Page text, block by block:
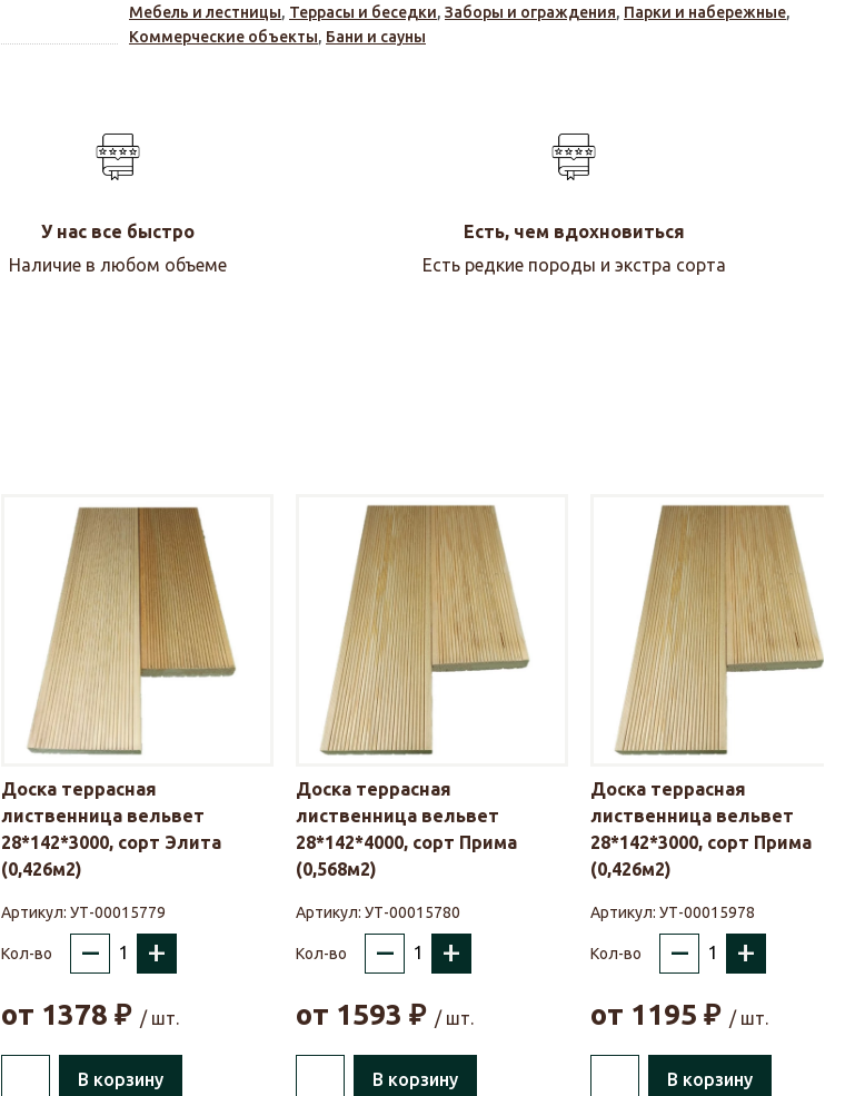
Мебель и лестницы, Террасы и беседки, Заборы и ограждения, Парки и набережные,
Коммерческие объекты, Бани и сауны
У нас все быстро
Наличие в любом объеме
Есть, чем вдохновиться
Есть редкие породы и экстра сорта
Доска террасная
лиственница вельвет
28*142*3000, сорт Элита
(0,426м2)
Артикул: УТ-00015779
Кол-во – +
от 1378 ₽ / шт.
В корзину
Доска террасная
лиственница вельвет
28*142*4000, сорт Прима
(0,568м2)
Артикул: УТ-00015780
Кол-во – +
от 1593 ₽ / шт.
В корзину
Доска террасная
лиственница вельвет
28*142*3000, сорт Прима
(0,426м2)
Артикул: УТ-00015978
Кол-во – +
от 1195 ₽ / шт.
В корзину